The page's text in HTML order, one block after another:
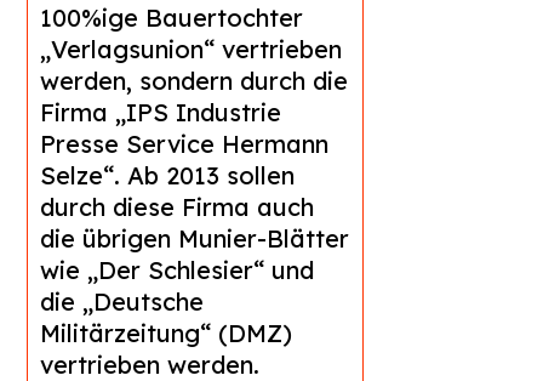
100%ige Bauertochter
„Verlagsunion“ vertrieben
werden, sondern durch die
Firma „IPS Industrie
Presse Service Hermann
Selze“. Ab 2013 sollen
durch diese Firma auch
die übrigen Munier-Blätter
wie „Der Schlesier“ und
die „Deutsche
Militärzeitung“ (DMZ)
vertrieben werden.